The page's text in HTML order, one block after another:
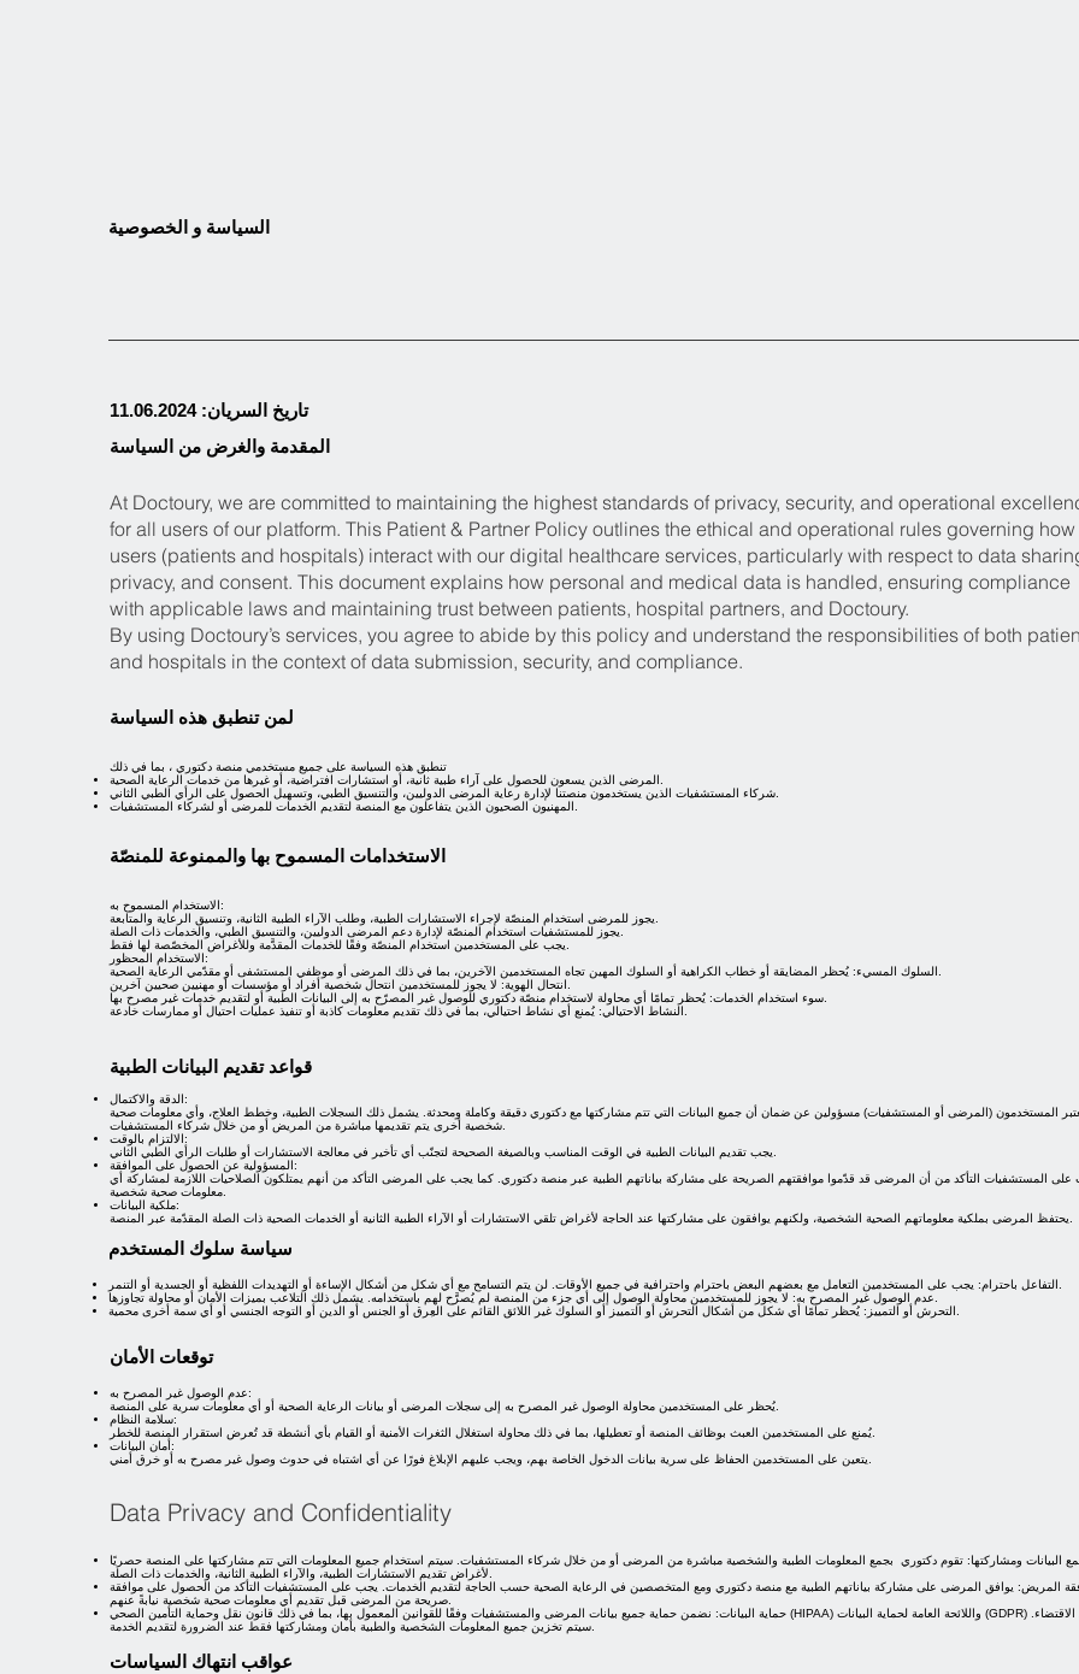
السياسة و الخصوصية
تاريخ السريان: 11.06.2024
المقدمة والغرض من السياسة
At Doctoury, we are committed to maintaining the highest standards of privacy, security, and operational
for all users of our platform. This Patient & Partner Policy outlines the ethical and operational rules governing how
users (patients and hospitals) interact with our digital healthcare services, particularly with respect to data
privacy, and consent. This document explains how personal and medical data is handled, ensuring compliance
with applicable laws and maintaining trust between patients, hospital partners, and Doctoury.
By using Doctoury’s services, you agree to abide by this policy and understand the responsibilities of both
and hospitals in the context of data submission, security, and compliance.
لمن تنطبق هذه السياسة
تنطبق هذه السياسة على جميع مستخدمي منصة دكتوري ، بما في ذلك
المرضى الذين يسعون للحصول على آراء طبية ثانية، أو استشارات افتراضية، أو غيرها من خدمات الرعاية الصحية.
شركاء المستشفيات الذين يستخدمون منصتنا لإدارة رعاية المرضى الدوليين، والتنسيق الطبي، وتسهيل الحصول على الرأي الطبي الثاني.
المهنيون الصحيون الذين يتفاعلون مع المنصة لتقديم الخدمات للمرضى أو لشركاء المستشفيات.
الاستخدامات المسموح بها والممنوعة للمنصّة
الاستخدام المسموح به:
الاستخدام المحظور:
سوء استخدام الخدمات: يُحظر تمامًا أي محاولة لاستخدام منصّة دكتوري للوصول غير المصرّح به إلى البيانات الطبية أو لتقديم خدمات غير مصرح بها.
قواعد تقديم البيانات الطبية
الدقة والاكتمال:
المستخدمون (المرضى أو المستشفيات) مسؤولين عن ضمان أن جميع البيانات التي تتم مشاركتها مع دكتوري دقيقة وكاملة ومحدثة. يشمل ذلك السجلات الطبية، وخطط العلاج، وأي معلومات صحية
شخصية أخرى يتم تقديمها مباشرة من المريض أو من خلال شركاء المستشفيات.
الالتزام بالوقت:
المسؤولية عن الحصول على الموافقة:
على المستشفيات التأكد من أن المرضى قد قدّموا موافقتهم الصريحة على مشاركة بياناتهم الطبية عبر منصة دكتوري. كما يجب على المرضى التأكد من أنهم يمتلكون الصلاحيات اللازمة لمشاركة أي
معلومات صحية شخصية.
ملكية البيانات:
سياسة سلوك المستخدم
التفاعل باحترام: يجب على المستخدمين التعامل مع بعضهم البعض باحترام واحترافية في جميع الأوقات. لن يتم التسامح مع أي شكل من أشكال الإساءة أو التهديدات اللفظية أو الجسدية أو التنمر.
عدم الوصول غير المصرح به: لا يجوز للمستخدمين محاولة الوصول إلى أي جزء من المنصة لم يُصرَّح لهم باستخدامه. يشمل ذلك التلاعب بميزات الأمان أو محاولة تجاوزها.
التحرش أو التمييز: يُحظر تمامًا أي شكل من أشكال التحرش أو التمييز أو السلوك غير اللائق القائم على العِرق أو الجنس أو الدين أو التوجه الجنسي أو أي سمة أخرى محمية.
توقعات الأمان
عدم الوصول غير المصرح به:
يُحظر على المستخدمين محاولة الوصول غير المصرح به إلى سجلات المرضى أو بيانات الرعاية الصحية أو أي معلومات سرية على المنصة.
سلامة النظام:
يُمنع على المستخدمين العبث بوظائف المنصة أو تعطيلها، بما في ذلك محاولة استغلال الثغرات الأمنية أو القيام بأي أنشطة قد تُعرض استقرار المنصة للخطر.
أمان البيانات:
Data Privacy and Confidentiality
البيانات ومشاركتها: تقوم دكتوري بجمع المعلومات الطبية والشخصية مباشرة من المرضى أو من خلال شركاء المستشفيات. سيتم استخدام جميع المعلومات التي تتم مشاركتها على المنصة حصريًا
المريض: يوافق المرضى على مشاركة بياناتهم الطبية مع منصة دكتوري ومع المتخصصين في الرعاية الصحية حسب الحاجة لتقديم الخدمات. يجب على المستشفيات التأكد من الحصول على موافقة
صريحة من المرضى قبل تقديم أي معلومات صحية شخصية نيابةً عنهم.
حماية البيانات: نضمن حماية جميع بيانات المرضى والمستشفيات وفقًا للقوانين المعمول بها، بما في ذلك قانون نقل وحماية التأمين الصحي (HIPAA) واللائحة العامة لحماية البيانات (GDPR) عند الاقتضاء.
سيتم تخزين جميع المعلومات الشخصية والطبية بأمان ومشاركتها فقط عند الضرورة لتقديم الخدمة.
عواقب انتهاك السياسات